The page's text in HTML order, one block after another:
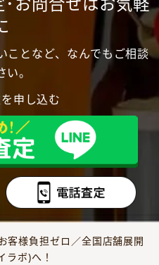
ことなど、なんでもご相談
い。
申し込む
客様負担ゼロ／全国店舗展開
ラボ)へ！